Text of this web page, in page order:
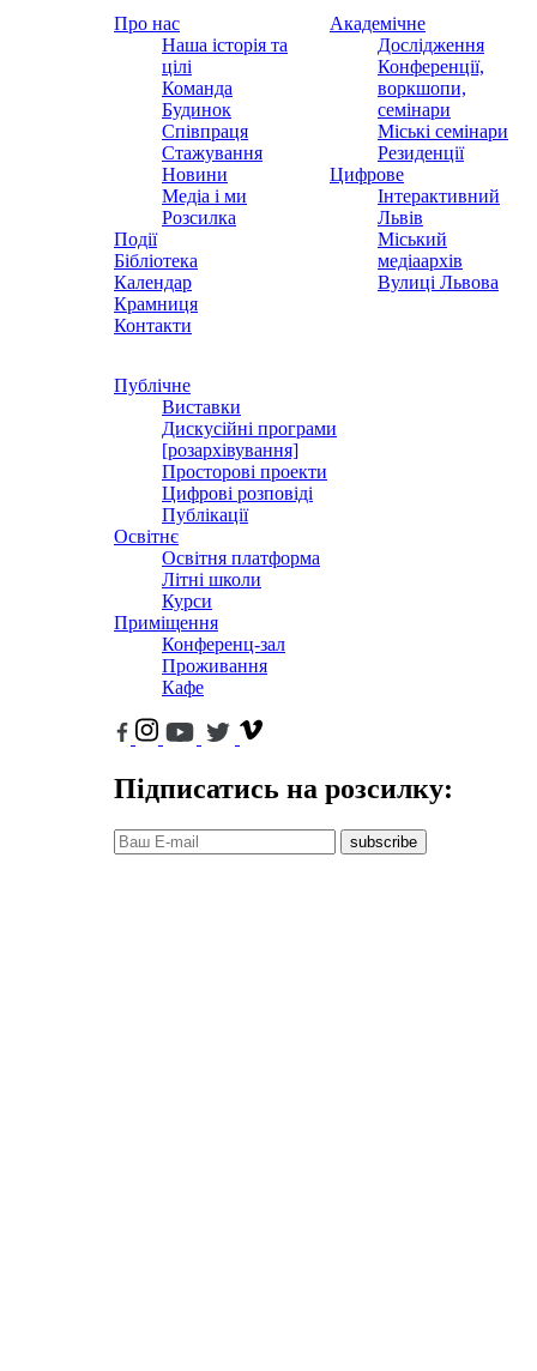
Про нас
Наша історія та
цілі
Команда
Будинок
Співпраця
Стажування
Новини
Медіа і ми
Розсилка
Події
Бібліотека
Календар
Крамниця
Контакти
Академічне
Дослідження
Конференції,
воркшопи,
семінари
Міські семінари
Резиденції
Цифрове
Інтерактивний
Львів
Міський
медіаархів
Вулиці Львова
Публічне
Виставки
Дискусійні програми
[розархівування]
Просторові проекти
Цифрові розповіді
Публікації
Освітнє
Освітня платформа
Літні школи
Курси
Приміщення
Конференц-зал
Проживання
Кафе
Підписатись на розсилку:
subscribe